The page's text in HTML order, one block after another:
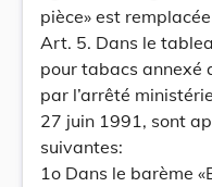
pièce» est
Art. 5. Dans le
pour tabacs annexé
par l’arrêté
27 juin 1991, sont
suivantes:
1o Dans le barème